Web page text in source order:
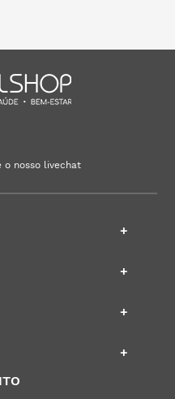
o nosso livechat
+
+
+
+